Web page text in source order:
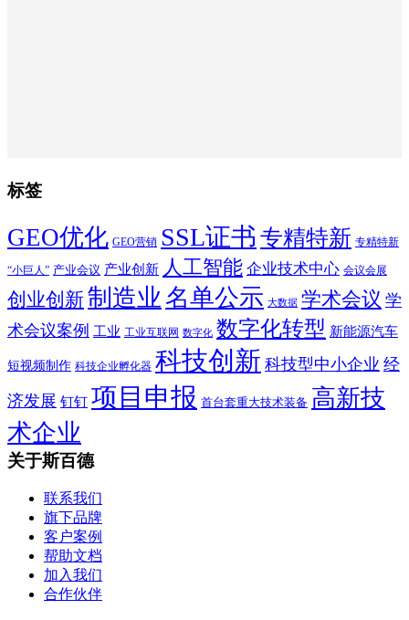
标签
GEO优化 GEO营销 SSL证书 专精特新 专精特新
“小巨人” 产业会议 产业创新 人工智能 企业技术中心 会议会展
创业创新制造业 名单公示 大数据 学术会议 学
术会议案例 工业 工业互联网 数字化 数字化转型 新能源汽车
短视频制作 科技企业孵化器 科技创新 科技型中小企业 经
济发展 钉钉 项目申报 首台套重大技术装备 高新技
术企业
关于斯百德
联系我们
旗下品牌
客户案例
帮助文档
加入我们
合作伙伴